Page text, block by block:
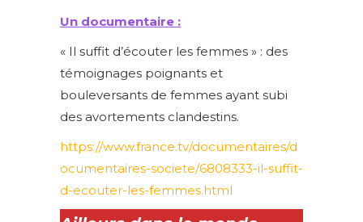
Un documentaire :
« Il suffit d’écouter les femmes » : des
témoignages poignants et
bouleversants de femmes ayant subi
des avortements clandestins.
https://www.france.tv/documentaires/d
ocumentaires-societe/6808333-il-suffit-
d-ecouter-les-femmes.html